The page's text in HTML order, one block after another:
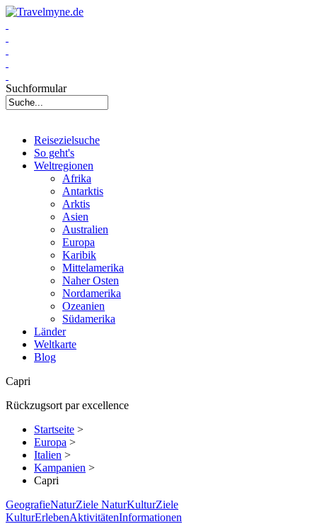
Suchformular
Reisezielsuche
So geht's
Weltregionen
Afrika
Antarktis
Arktis
Asien
Australien
Europa
Karibik
Mittelamerika
Naher Osten
Nordamerika
Ozeanien
Südamerika
Länder
Weltkarte
Blog
Capri
Rückzugsort par excellence
Startseite >
Europa >
Italien >
Kampanien >
Capri
GeografieNaturZiele NaturKulturZiele
KulturErlebenAktivitätenInformationen